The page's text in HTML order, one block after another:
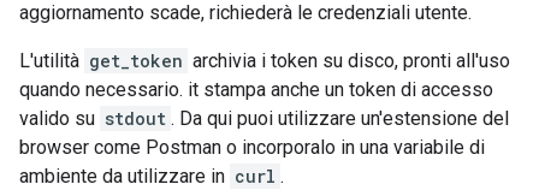
aggiornamento scade, richiederà le credenziali utente.
L'utilità get_token archivia i token su disco, pronti all'uso
quando necessario. it stampa anche un token di accesso
valido su stdout . Da qui puoi utilizzare un'estensione del
browser come Postman o incorporalo in una variabile di
ambiente da utilizzare in curl .